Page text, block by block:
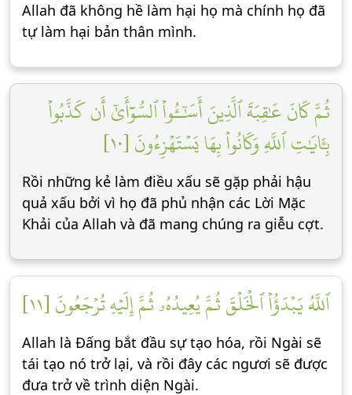
Allah đã không hề làm hại họ mà chính họ đã
tự làm hại bản thân mình.
ثُمَّ كَانَ عَٰقِبَةَ ٱلَّذِينَ أَسَٰٓـُٔواْ ٱلسُّوٓأَىٰٓ أَن كَذَّبُواْ
بِـَٔايَٰتِ ٱللَّهِ وَكَانُواْ بِهَا يَسۡتَهۡزِءُونَ [١٠]
Rồi những kẻ làm điều xấu sẽ gặp phải hậu
quả xấu bởi vì họ đã phủ nhận các Lời Mặc
Khải của Allah và đã mang chúng ra giễu cợt.
ٱللَّهُ يَبۡدَؤُاْ ٱلۡخَلۡقَ ثُمَّ يُعِيدُهُۥ ثُمَّ إِلَيۡهِ تُرۡجَعُونَ [١١]
Allah là Đấng bắt đầu sự tạo hóa, rồi Ngài sẽ
tái tạo nó trở lại, và rồi đây các ngươi sẽ được
đưa trở về trình diện Ngài.